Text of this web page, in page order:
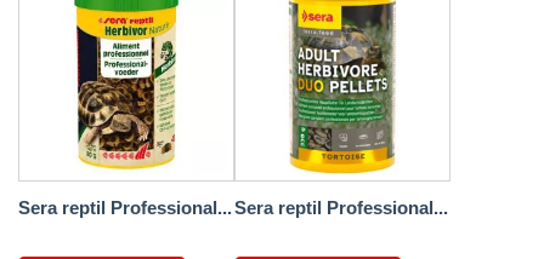
Sera reptil Professional...Sera reptil Professional...